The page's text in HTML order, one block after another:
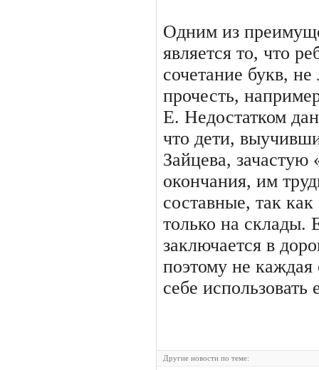
Одним из
является то, что
сочетание букв, не
прочесть,
Е. Недостатком
что дети,
Зайцева, зачастую
окончания, им
составные, так
только на склады.
заключается в
поэтому не каждая
себе использовать
Другие новости по теме: